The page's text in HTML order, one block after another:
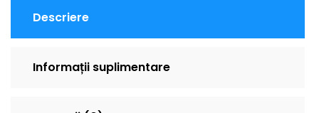
Descriere
Informații suplimentare